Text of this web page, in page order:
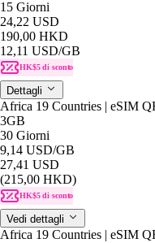
15 Giorni
24,22 USD
190,00 HKD
12,11 USD/GB
HK$5 di sconto
Dettagli
Africa 19 Countries | eSIM
3GB
30 Giorni
9,14 USD/GB
27,41 USD
(215,00 HKD)
HK$5 di sconto
Vedi dettagli
Africa 19 Countries | eSIM